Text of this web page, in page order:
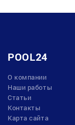
POOL24
О компании
Наши работы
Статьи
Контакты
Карта сайта